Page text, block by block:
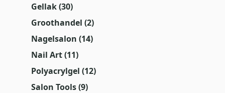
Gellak(30)
Groothandel (2)
Nagelsalon (14)
Nail Art(11)
Polyacrylgel (12)
Salon Tools(9)